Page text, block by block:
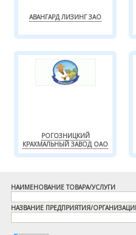
АВАНГАРД ЛИЗИНГ ЗАО
РОГОЗНИЦКИЙ
КРАХМАЛЬНЫЙ ЗАВОД ОАО
НАИМЕНОВАНИЕ ТОВАРА/УСЛУГИ
НАЗВАНИЕ ПРЕДПРИЯТИЯ/